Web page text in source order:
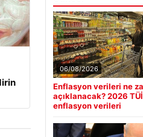
06/08/2026
Enflasyon verileri ne
açıklanacak? 2026
enflasyon verileri